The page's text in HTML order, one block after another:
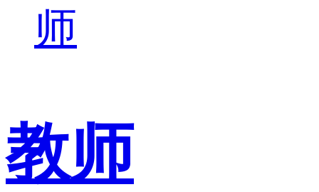
师
教师